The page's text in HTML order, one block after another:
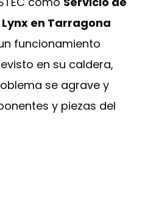
en Tarragona
funcionamiento
en su caldera,
se agrave y
y piezas del